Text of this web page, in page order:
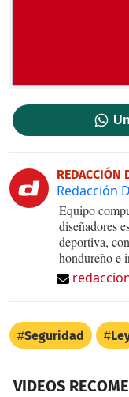
REDACCIÓN
Redacción
Equipo
diseñadores
deportiva,
hondureño e
Seguridad
VIDEOS